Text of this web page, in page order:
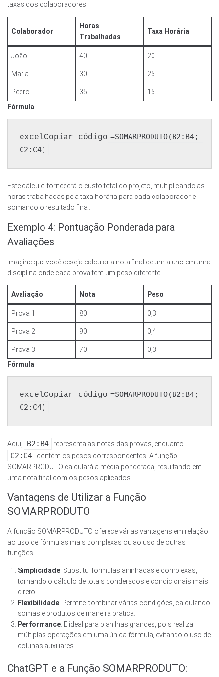
taxas dos colaboradores.
Colaborador
Horas
Trabalhadas
Taxa Horária
João 40 20
Maria 30 25
Pedro 35
15
Fórmula:
excelCopiar código =SOMARPRODUTO(B2:B4;
Este cálculo fornecerá o custo total do projeto, multiplicando as
horas trabalhadas pela taxa horária para cada colaborador e
somando o resultado final.
Exemplo 4: Pontuação Ponderada para
Avaliações
Imagine que você deseja calcular a nota final de um aluno em uma
disciplina onde cada prova tem um peso diferente.
Avaliação Nota Peso
Prova 1 80 0,3
Prova 2 90 0,4
Prova 3 70
0,3
Fórmula:
excelCopiar código =SOMARPRODUTO(B2:B4;
Aqui, B2:B4 representa as notas das provas, enquanto
C2:C4
contém os pesos correspondentes. A função
SOMARPRODUTO calculará a média ponderada, resultando em
uma nota final com os pesos aplicados.
Vantagens de Utilizar a Função
SOMARPRODUTO
A função SOMARPRODUTO oferece várias vantagens em relação
ao uso de fórmulas mais complexas ou ao uso de outras
funções:
Simplicidade: Substitui fórmulas aninhadas e complexas,
tornando o cálculo de totais ponderados e condicionais mais
direto.
Flexibilidade: Permite combinar várias condições, calculando
somas e produtos de maneira prática.
Performance: É ideal para planilhas grandes, pois realiza
múltiplas operações em uma única fórmula, evitando o uso de
colunas auxiliares.
ChatGPT e a Função SOMARPRODUTO: